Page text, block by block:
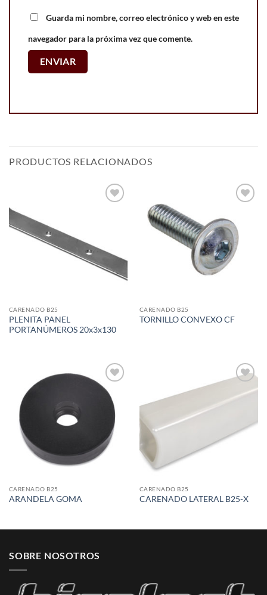
Guarda mi nombre, correo electrónico y web en este
navegador para la próxima vez que comente.
PRODUCTOS RELACIONADOS
CARENADO B25
PLENITA PANEL
PORTANÚMEROS 20x3x130
wishlist
CARENADO B25
TORNILLO CONVEXO CF
Add to
wishlist
CARENADO B25
ARANDELA GOMA
Add to
wishlist
CARENADO B25
CARENADO LATERAL B25-X
SOBRE NOSOTROS